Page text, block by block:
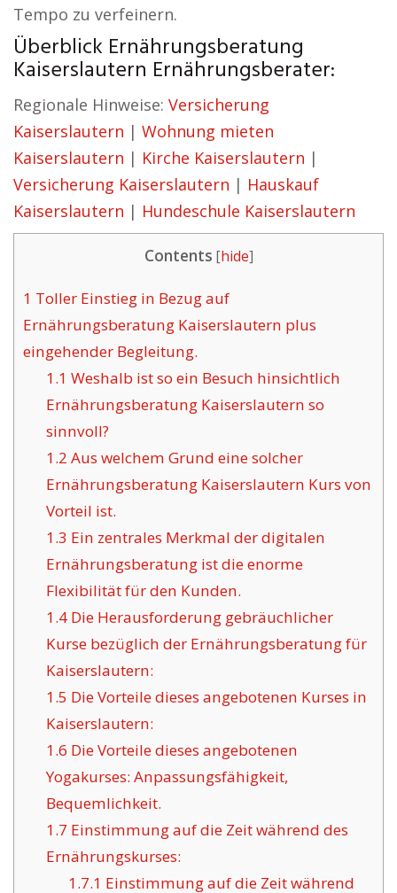
Tempo zu verfeinern.
Überblick Ernährungsberatung
Kaiserslautern Ernährungsberater:
Regionale Hinweise: Versicherung
Kaiserslautern | Wohnung mieten
Kaiserslautern | Kirche Kaiserslautern |
Versicherung Kaiserslautern | Hauskauf
Kaiserslautern | Hundeschule Kaiserslautern
Contents [hide]
1 Toller Einstieg in Bezug auf
Ernährungsberatung Kaiserslautern plus
eingehender Begleitung.
1.1 Weshalb ist so ein Besuch hinsichtlich
Ernährungsberatung Kaiserslautern so
sinnvoll?
1.2 Aus welchem Grund eine solcher
Ernährungsberatung Kaiserslautern Kurs von
Vorteil ist.
1.3 Ein zentrales Merkmal der digitalen
Ernährungsberatung ist die enorme
Flexibilität für den Kunden.
1.4Die Herausforderung gebräuchlicher
Kurse bezüglich der Ernährungsberatung für
Kaiserslautern:
1.5 Die Vorteile dieses angebotenen Kurses in
Kaiserslautern:
1.6 Die Vorteile dieses angebotenen
Yogakurses: Anpassungsfähigkeit,
Bequemlichkeit.
1.7 Einstimmung auf die Zeit während des
Ernährungskurses:
1.7.1 Einstimmung auf die Zeit während